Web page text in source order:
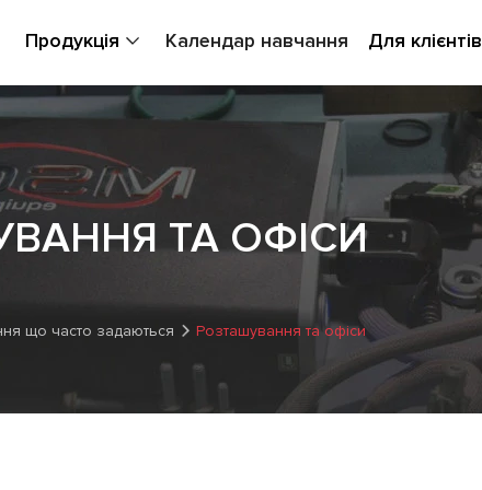
Продукція Календар навчання Для клієнтів
ТА ОФІСИ
що часто задаються Розташування та офіси